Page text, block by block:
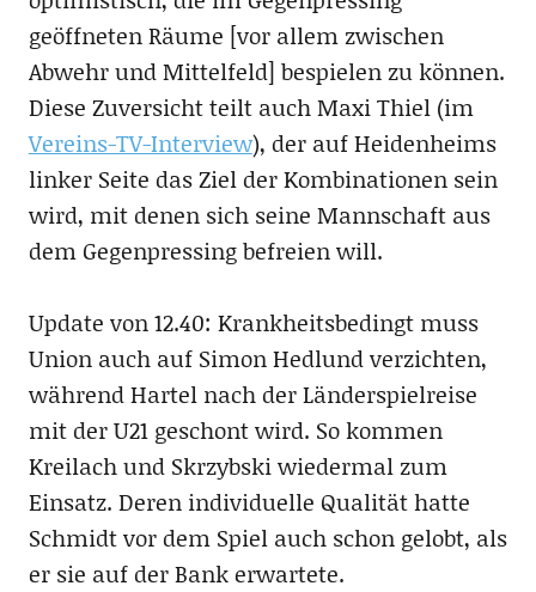
geöffneten Räume [vor allem zwischen
Abwehr und Mittelfeld] bespielen zu können.
Diese Zuversicht teilt auch Maxi Thiel (im
Vereins-TV-Interview), der auf Heidenheims
linker Seite das Ziel der Kombinationen sein
wird, mit denen sich seine Mannschaft aus
dem Gegenpressing befreien will.
Update von 12.40: Krankheitsbedingt muss
Union auch auf Simon Hedlund verzichten,
während Hartel nach der Länderspielreise
mit der U21 geschont wird. So kommen
Kreilach und Skrzybski wiedermal zum
Einsatz. Deren individuelle Qualität hatte
Schmidt vor dem Spiel auch schon gelobt, als
er sie auf der Bank erwartete.